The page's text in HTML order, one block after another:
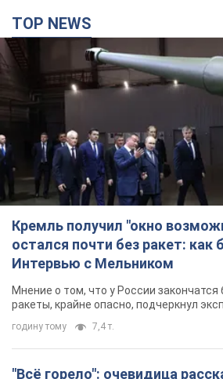
Кремль получил "окно
остался почти без ракет: как
Интервью с Мельником
Мнение о том, что у России закончатся
ракеты, крайне опасно, подчеркнул
годину тому 7,4 т.
"Всё горело": очевидица
летнего мальчика и его
атаки РФ на Киевскую
годину тому 1,7 т.
В Германии фиксировали
ремонтируют системы Patriot